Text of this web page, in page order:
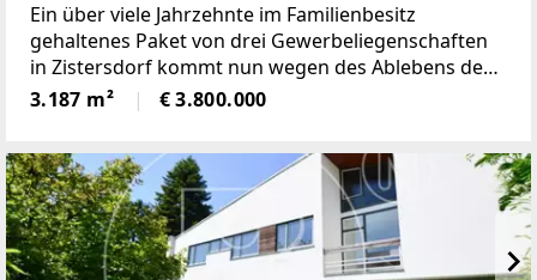
Ein über viele Jahrzehnte im Familienbesitz
gehaltenes Paket von drei Gewerbeliegenschaften
in Zistersdorf kommt nun wegen des Ablebens des
87-jährigen Familienpatriarchen durch die Erben
zum Verkauf. Verkäuferseitig
3.187 m² € 3.800.000